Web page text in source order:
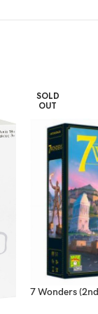
SOLD
OUT
7 Wonders